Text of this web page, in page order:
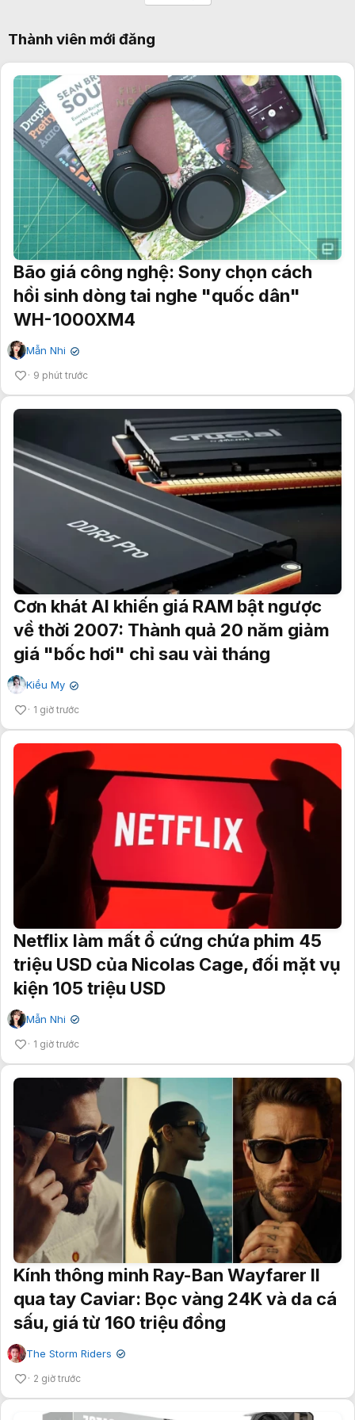
Thành viên mới đăng
Bão giá công nghệ: Sony chọn cách
hồi sinh dòng tai nghe "quốc dân"
WH-1000XM4
Mẫn Nhi ✔
9 phút trước
Cơn khát AI khiến giá RAM bật ngược
về thời 2007: Thành quả 20 năm giảm
giá "bốc hơi" chỉ sau vài tháng
Kiều My ✔
1 giờ trước
Netflix làm mất ổ cứng chứa phim 45
triệu USD của Nicolas Cage, đối mặt vụ
kiện 105 triệu USD
Mẫn Nhi ✔
1 giờ trước
Kính thông minh Ray-Ban Wayfarer II
qua tay Caviar: Bọc vàng 24K và da cá
sấu, giá từ 160 triệu đồng
The Storm Riders ✔
2 giờ trước